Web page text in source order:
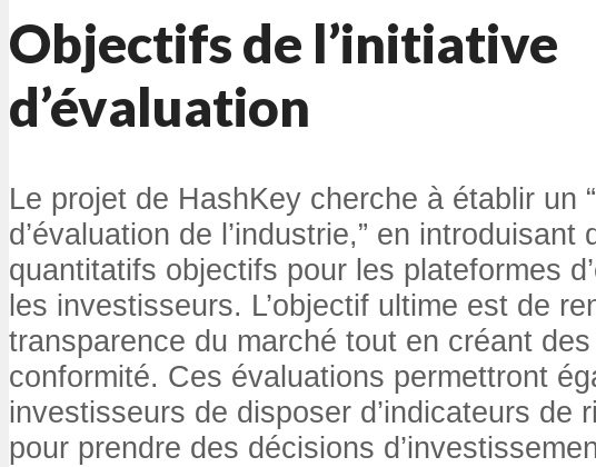
Objectifs de l’initiative
d’évaluation
Le projet de HashKey cherche à établir un
d’évaluation de l’industrie,” en introduisant
quantitatifs objectifs pour les plateformes
les investisseurs. L’objectif ultime est de
transparence du marché tout en créant
conformité. Ces évaluations permettront
investisseurs de disposer d’indicateurs de
pour prendre des décisions